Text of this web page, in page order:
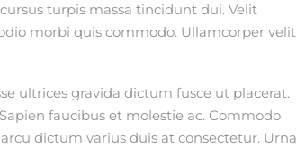
turpis massa tincidunt dui. Velit
morbi quis commodo. Ullamcorper velit
ultrices gravida dictum fusce ut placerat.
faucibus et molestie ac. Commodo
dictum varius duis at consectetur. Urna